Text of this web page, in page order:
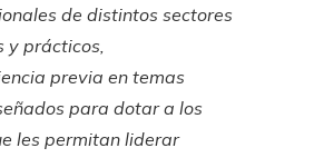
de distintos sectores
y prácticos,
previa en temas
para dotar a los
les permitan liderar